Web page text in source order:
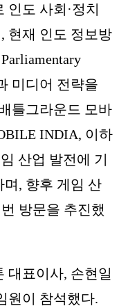
도 사회·정치
현재 인도 정보방
미디어 전략을
틀그라운드 모바
INDIA, 이하
산업 발전에 기
, 향후 게임 산
방문을 추진했
대표이사, 손현일
원이 참석했다.